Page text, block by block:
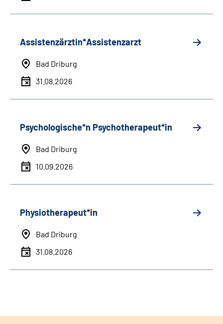
Assistenzärztin*Assistenzarzt
Bad Driburg
31.08.2026
Psychologische*n Psychotherapeut*in
Bad Driburg
10.09.2026
Physiotherapeut*in
Bad Driburg
31.08.2026